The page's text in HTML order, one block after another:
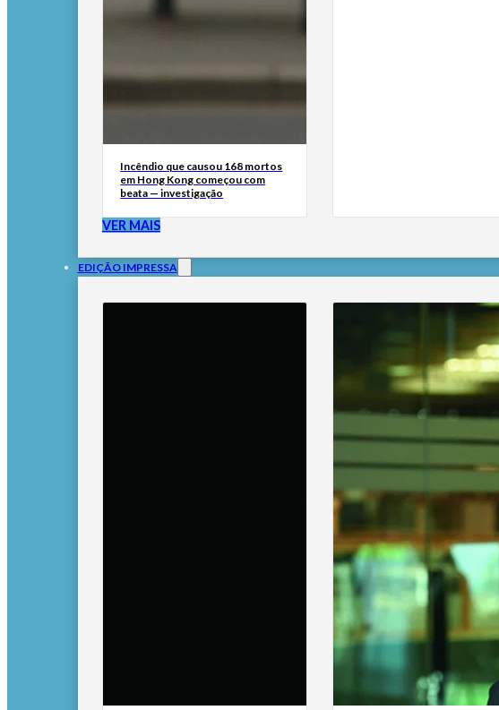
Incêndio que causou 168 mortos
em Hong Kong começou com
beata — investigação
VER MAIS
EDIÇÃO IMPRESSA